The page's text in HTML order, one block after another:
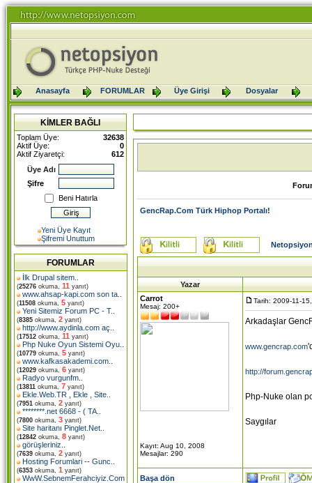
Anasayfa FORUMLAR Üye Girişi Dosyalar
KİMLER BAĞLI
Toplam Üye:
32638
Aktif Üye:
0
Aktif Ziyaretçi:
612
Üye Adı
Şifre
Beni Hatırla
Yeni Üye Kayıt
Şifremi Unuttum
FORUMLAR
İlk Drupal sitem
(25276 okuma, 11 yanıt)
www.ahsap-kapi.com son ta
(11508 okuma, 5 yanıt)
Yeni Sitemiz Forum PC - T..
(8385 okuma, 2 yanıt)
http://www.aydinla.com aç
(17512 okuma, 11 yanıt)
Php Nuke Oyun Sistemi Oyu
(10779 okuma, 5 yanıt)
www.kafkasakademi.com
(12029 okuma, 6 yanıt)
Radyo vurgunfm
(13811 okuma, 7 yanıt)
Ekle.Web.TR , Ekle , Site
(7951 okuma, 2 yanıt)
********.net 6668 - ( TA
(7800 okuma, 3 yanıt)
Site haritanı Pinglet.Net
(12842 okuma, 8 yanıt)
görüşleriniz
(7639 okuma, 2 yanıt)
Hosting Forumlari -- Gunc
(6353 okuma, 1 yanıt)
WwW.SebnemFerahciyiz.Com
GencRap.Com Türk Hiphop Portalı!
Yazar
Carrot
Mesaj: 200+
Kayıt: Aug 10, 2008
Mesajlar: 290
Tarih: 2009-11-
Arkadaşlar
www.gencrap.com
http://
Php-Nuke olan
Saygılar
Başa dön